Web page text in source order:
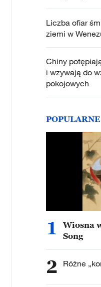
Liczba ofiar
ziemi w
Chiny
i wzywają do
pokojowych
POPULARNE
1
Wiosna
Song
2 Różne